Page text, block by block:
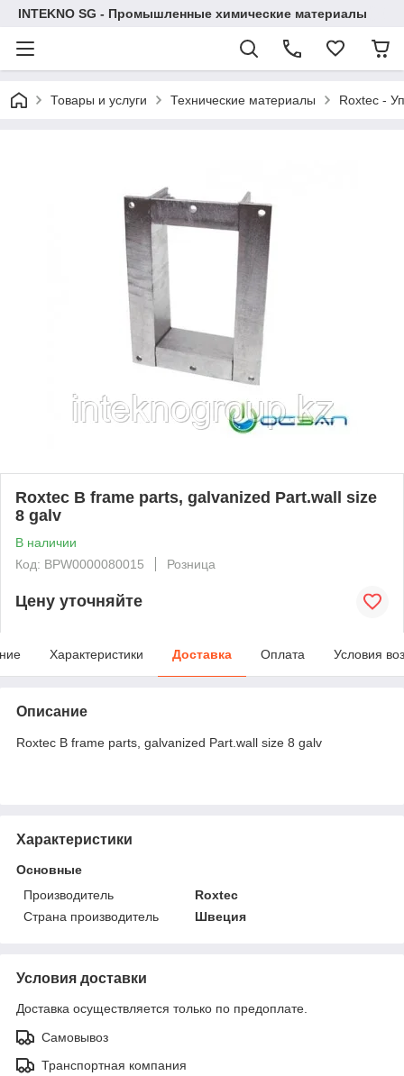
INTEKNO SG - Промышленные химические материалы
Товары и услуги Технические материалы Roxtec -
Roxtec B frame parts, galvanized Part.wall size
8 galv
В наличии
Код: BPW0000080015
Розница
Цену уточняйте
Характеристики Доставка Оплата Условия
Описание
Roxtec B frame parts, galvanized Part.wall size 8 galv
Характеристики
Основные
Производитель
Roxtec
Страна производитель
Швеция
Условия доставки
Доставка осуществляется только по предоплате.
Самовывоз
Транспортная компания